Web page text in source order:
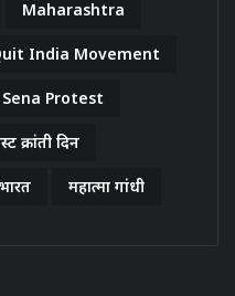
Maharashtra
India Movement
Protest
क्रांती दिन
महात्मा गांधी